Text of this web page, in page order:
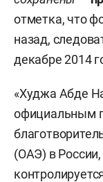
отметка, что
назад,
декабре 2014
«Худжа Абде
официальным
(ОАЭ) в